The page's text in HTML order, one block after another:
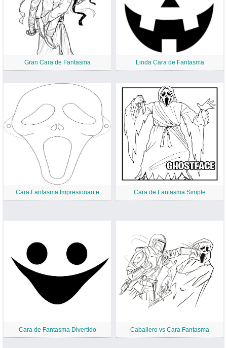
Gran Cara de Fantasma Linda Cara de Fantasma
Cara Fantasma Impresionante Cara de Fantasma Simple
Cara de Fantasma Divertido Caballero vs Cara Fantasma